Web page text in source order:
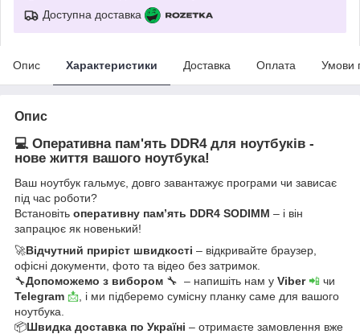
Доступна доставка
Опис Характеристики Доставка Оплата Умови
Опис
💻 Оперативна пам'ять DDR4 для ноутбуків -
нове життя вашого ноутбука!
Ваш ноутбук гальмує, довго завантажує програми чи зависає
під час роботи?
Встановіть оперативну пам’ять DDR4 SODIMM – і він
запрацює як новенький!
🚀Відчутний приріст швидкості – відкривайте браузер,
офісні документи, фото та відео без затримок.
🔧Допоможемо з вибором 🔧 – напишіть нам у Viber📲 чи
Telegram 📩 , і ми підберемо сумісну планку саме для вашого
ноутбука.
📦Швидка доставка по Україні – отримаєте замовлення вже